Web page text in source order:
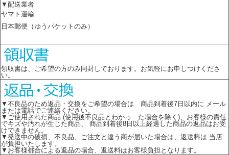
▼配送業者
ヤマト運輸
日本郵便（ゆうパケットのみ）
領収書は、ご希望の方のみ同封しております。お気軽にお申しつけくださ
い。
▼不良品のため返品・交換をご希望の場合は 商品到着後7日以内に メール
または電話でご連絡ください。
▼ご使用された商品 (使用後不良品とわかっ た場合を除く)、お客様の責任
でキズや汚れが生じた商品、 商品到着後8日以上経過した商品の返品はお受
けできません。
▼発送中の破損、不良品、ご注文と違う商が届いた場合は、返送料は 当店
が負担いたします。
▼お客様都合による返品の場合、返送料はお客様負担となります。